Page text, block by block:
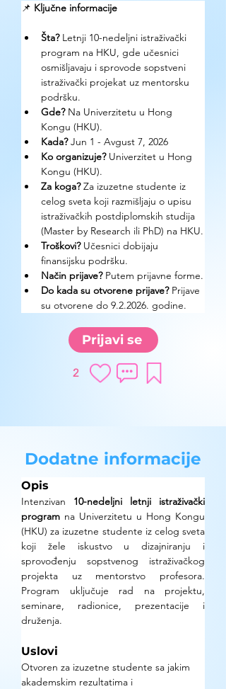
📌 Ključne informacije
Šta? Letnji 10-nedeljni istraživački
program na HKU, gde učesnici
osmišljavaju i sprovode sopstveni
istraživački projekat uz mentorsku
podršku.
Gde? Na Univerzitetu u Hong
Kongu (HKU).
Kada? Jun 1 - Avgust 7, 2026
Ko organizuje? Univerzitet u Hong
Kongu (HKU).
Za koga? Za izuzetne studente iz
celog sveta koji razmišljaju o upisu
istraživačkih postdiplomskih studija
(Master by Research ili PhD) na HKU.
Troškovi? Učesnici dobijaju
finansijsku podršku.
Način prijave? Putem prijavne forme.
Do kada su otvorene prijave? Prijave
su otvorene do 9.2.2026. godine.
Prijavi se
2
Dodatne informacije
Opis
Intenzivan 10-nedeljni letnji istraživački
program na Univerzitetu u Hong Kongu
(HKU) za izuzetne studente iz celog sveta
koji žele iskustvo u dizajniranju i
sprovođenju sopstvenog istraživačkog
projekta uz mentorstvo profesora.
Program uključuje rad na projektu,
seminare, radionice, prezentacije i
druženja.
Uslovi
Otvoren za izuzetne studente sa jakim
akademskim rezultatima i